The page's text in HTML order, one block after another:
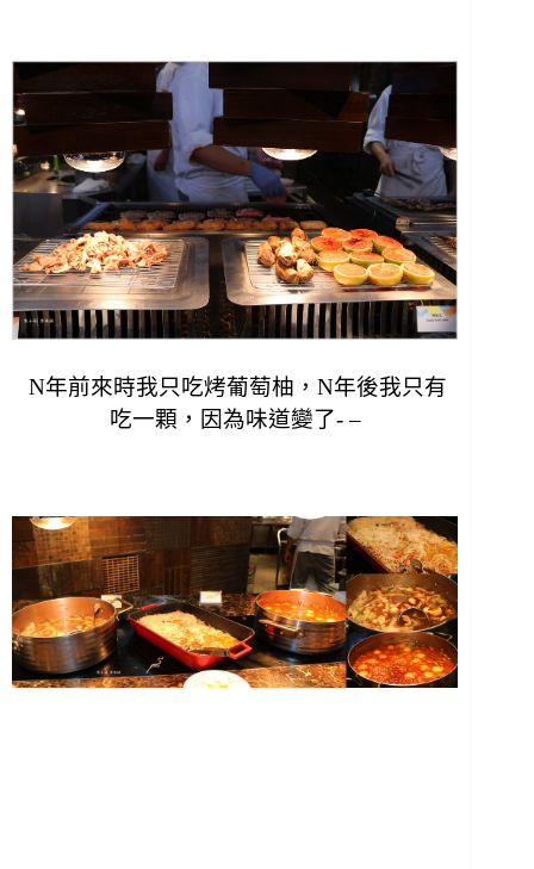
N年前來時我只吃烤葡萄柚，N年後我只有
吃一顆， 因為味道變了- –